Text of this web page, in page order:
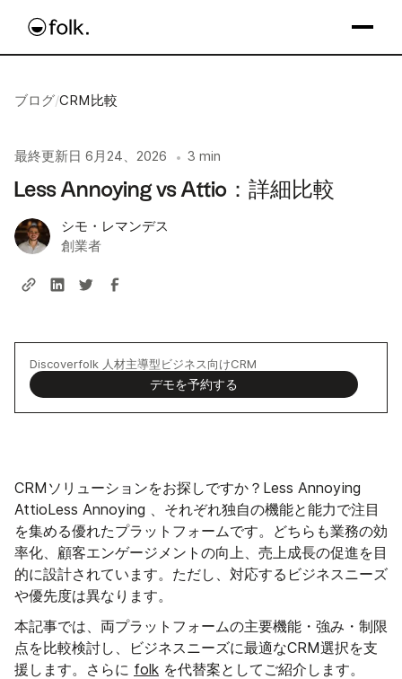
ブログ/CRM比較
最終更新日 6月24、2026 • 3 min
Less Annoying vs Attio：詳細比較
シモ・レマンデス
創業者
Discoverfolk 人材主導型ビジネス向けCRM
デモを予約する
CRMソリューションをお探しですか？Less Annoying
AttioLess Annoying 、それぞれ独自の機能と能力で注目
を集める優れたプラットフォームです。どちらも業務の効
率化、顧客エンゲージメントの向上、売上成長の促進を目
的に設計されています。ただし、対応するビジネスニーズ
や優先度は異なります。
本記事では、両プラットフォームの主要機能・強み・制限
点を比較検討し、ビジネスニーズに最適なCRM選択を支
援します。さらに folk を代替案としてご紹介します。